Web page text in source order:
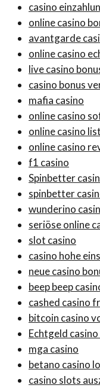
casino
online casino
avantgarde
online casino
live casino
casino bonus
mafia casino
online casino
online casino
online casino
f1 casino
Spinbetter
spinbetter
wunderino
seriöse online
slot casino
casino hohe
neue casino
beep beep
cashed casino
bitcoin casino
Echtgeld casino
mga casino
betano casino
casino slots